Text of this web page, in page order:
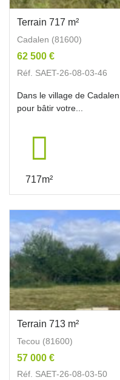
Terrain 717 m²
Cadalen (81600)
62 500 €
Réf. SAET-26-08-03-46
Dans le village de
pour bâtir votre...
717m²
Terrain 713 m²
Tecou (81600)
57 000 €
Réf. SAET-26-08-03-50